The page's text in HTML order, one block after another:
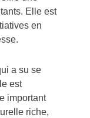
Elle est
en
a su se
est
important
riche,